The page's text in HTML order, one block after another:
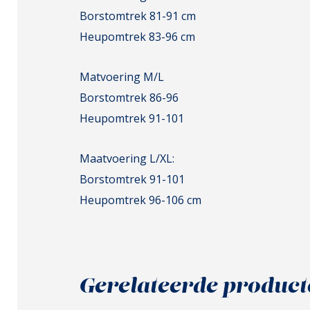
Borstomtrek 81-91 cm
Heupomtrek 83-96 cm
Matvoering M/L
Borstomtrek 86-96
Heupomtrek 91-101
Maatvoering L/XL:
Borstomtrek 91-101
Heupomtrek 96-106 cm
Gerelateerde